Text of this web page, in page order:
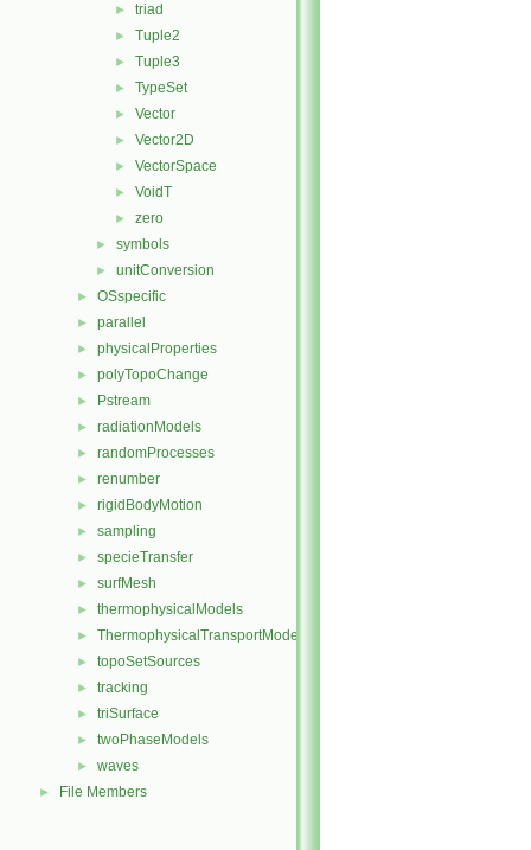
► triad
► Tuple2
► Tuple3
► TypeSet
► Vector
► Vector2D
► VectorSpace
► VoidT
► zero
► symbols
► unitConversion
► OSspecific
► parallel
► physicalProperties
► polyTopoChange
► Pstream
► radiationModels
► randomProcesses
► renumber
► rigidBodyMotion
► sampling
► specieTransfer
► surfMesh
► thermophysicalModels
► ThermophysicalTransportModels
► topoSetSources
► tracking
► triSurface
► twoPhaseModels
► waves
► File Members